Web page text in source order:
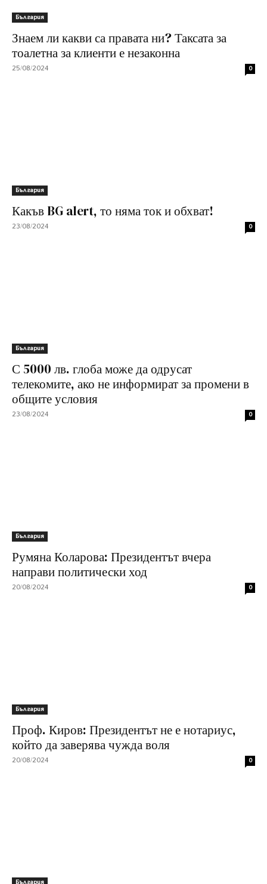
България
Знаем ли какви са правата ни? Таксата за
тоалетна за клиенти е незаконна
25/08/2024 0
България
Какъв BG alert, то няма ток и обхват!
23/08/2024 0
България
С 5000 лв. глоба може да одрусат
телекомите, ако не информират за промени в
общите условия
23/08/2024 0
България
Румяна Коларова: Президентът вчера
направи политически ход
20/08/2024 0
България
Проф. Киров: Президентът не е нотариус,
който да заверява чужда воля
20/08/2024 0
България